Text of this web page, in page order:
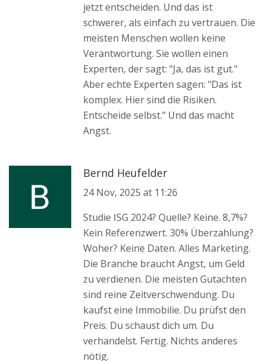
jetzt entscheiden. Und das ist
schwerer, als einfach zu vertrauen. Die
meisten Menschen wollen keine
Verantwortung. Sie wollen einen
Experten, der sagt: "Ja, das ist gut."
Aber echte Experten sagen: "Das ist
komplex. Hier sind die Risiken.
Entscheide selbst." Und das macht
Angst.
Bernd Heufelder
24 Nov, 2025 at 11:26
Studie ISG 2024? Quelle? Keine. 8,7%?
Kein Referenzwert. 30% Überzahlung?
Woher? Keine Daten. Alles Marketing.
Die Branche braucht Angst, um Geld
zu verdienen. Die meisten Gutachten
sind reine Zeitverschwendung. Du
kaufst eine Immobilie. Du prüfst den
Preis. Du schaust dich um. Du
verhandelst. Fertig. Nichts anderes
nötig.